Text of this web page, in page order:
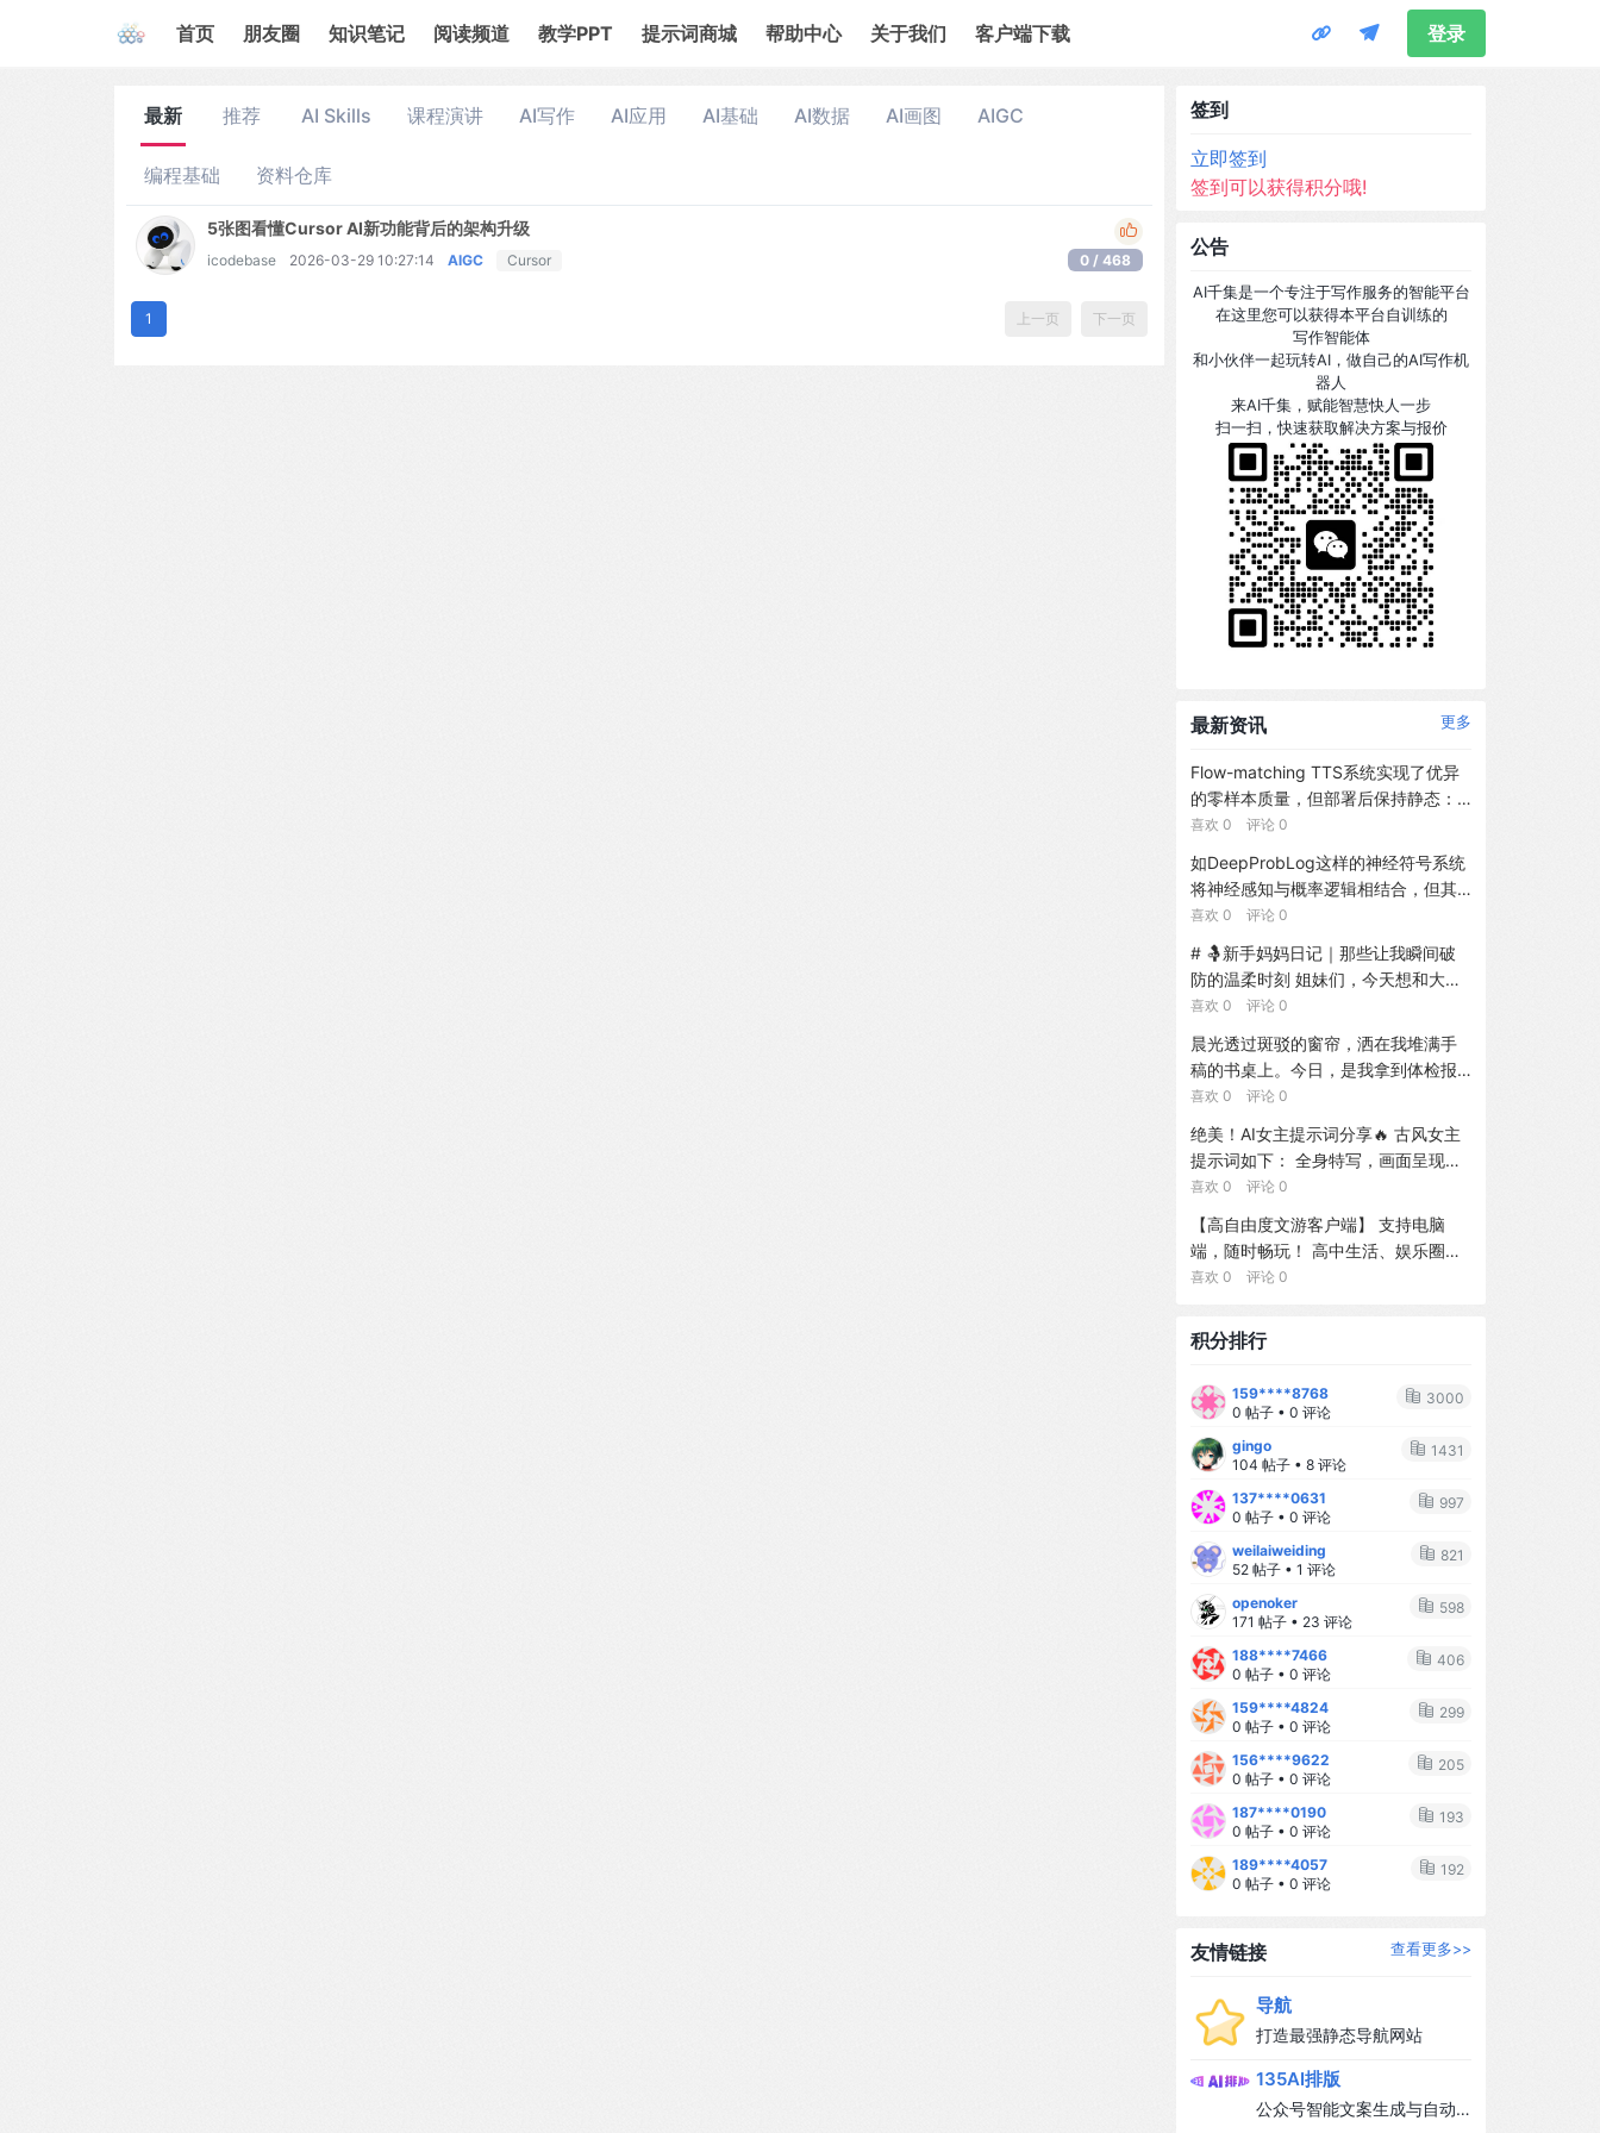
首页 朋友圈 知识笔记 阅读频道 教学PPT 提示词商城 帮助中心 关于我们 客户端下载 登录
最新 推荐 AI Skills 课程演讲 AI写作 AI应用 AI基础 AI数据 AI画图 AIGC
编程基础 资料仓库
5张图看懂Cursor AI新功能背后的架构升级
icodebase 2026-03-29 10:27:14 AIGC Cursor 0 / 468
上一页 下一页
1
签到
立即签到
签到可以获得积分哦!
公告
AI千集是一个专注于写作服务的智能平台
在这里您可以获得本平台自训练的
写作智能体
和小伙伴一起玩转AI，做自己的AI写作机
器人
来AI千集，赋能智慧快人一步
扫一扫，快速获取解决方案与报价
最新资讯 更多
Flow-matching TTS系统实现了优异
的零样本质量，但部署后保持静态：
除非重新训练，词汇外专有名词的发
音错误将持续存在。我们引入FlowEdi
t，一种面向冻结Flow-matching TTS
的终身适应框架，将发音纠正作为潜
在条件编辑而非权重更新进行学习。
提供纠正反馈时，FlowEdit优化文本
嵌入空间中的token级扰动，随后将纠
正存储于作为内容可寻址情景记忆的M
odern Hopfield Network。推理时，
通过带有相似性门控的软注意力检索
纠正，以实现模糊形态匹配。在我们
词的基准上，相较于零样本基线，Flo
wEdit将目标词音素错误率降低了92.
7%，同时保持同等的一般语音质量。
单块GPU上完成纠正约耗时15秒。
喜欢 0 评论 0
如DeepProbLog这样的神经符号系统
将神经感知与概率逻辑相结合，但其
标准推理为关联推理。反事实推理还
需要针对干预与证据的因果语义。我
们引入了DeepSWIP，这是一种针对D
eepProbLog程序的单世界反事实语
义。利用神经具化，我们将固定上下
文的神经谓词转化为普通的ProbLog
选择，应用单世界干预程序（SWIP
s），并通过在单个变换程序上进行加
权模型计数（WMC）来计算反事实。
在有限实例化与唯一支持模型假设
下，DeepSWIP相对于已学习的具化F
商-WMC形式识别了活跃的神经概
率，并解释了干预清理、校准敏感性
与稀有证据不稳定性。在MPI3D上的
与12,000个查询的表现符合预测，且
$\times$的推理加速。一项SUMO H
OV实验表明，神经校准退化会导致插
入式估计产生偏差，而范围划分正确
的随机化策略AIPW估计器则能消除总
体均值与ATE估计目标的大部分一阶偏
差。代码位于
喜欢 0 评论 0
# 🤱新手妈妈日记｜那些让我瞬间破
防的温柔时刻 姐妹们，今天想和大家
分享一下当妈后的真实感受～ --- ##
👶 从手忙脚乱到渐入佳境 还记得刚生
完宝宝那会儿，换尿布要查攻略、喂
奶要掐着时间、哄睡要抱着走三圈...每
天都在手忙脚乱中度过。 但现在呢？
🥰 - 听哭声就知道宝宝是饿了、困了
还是想抱抱 - 换尿布速度堪比专业护
士 - 一只手抱娃、一只手吃饭已经练
到炉火纯青 原来，母爱真的是一种本
能，也是一场温柔的修行。 --- ## 💫
那些让我瞬间破防的小瞬间 ✨ **凌晨
指...那一刻，所有的疲惫都烟消云散。
突然清晰地说出"妈妈"两个字，我当场
泪目，激动得手都在抖。 ✨ **生病时
的依赖** 宝宝发烧了，小脸通红地窝
在我怀里，那一刻我多想替他承受所
有的难受。 ✨ **睡着的侧脸** 看着宝
宝熟睡的侧脸，长长的睫毛、微微嘟
起的小嘴...心里软成了一滩水。 --- #
# 🌻 给新手妈妈的小建议 1️⃣ **不要追
求完美** 家里乱一点没关系，外卖也
可以吃，最重要的是你开心，宝宝才
能开心。 2️⃣ **学会求助** 不要一个
人扛所有事，让老公参与进来，让家
人帮帮忙，你不是超人。 3️⃣ **给自己
留一点时间** 每天哪怕只有15分钟，
也要做点自己喜欢的事：敷个面膜、
刷刷剧、喝杯咖啡。 4️⃣ **相信自己的
直觉** 每个妈妈都是自己孩子的专
家，相信你的判断，你比任何人都了
解你的宝宝。 --- ## 🌈 写在最后 当
妈后，我才真正理解"母亲"这两个字的
而是多了一个让你变得更柔软、更勇
尔崩溃，可能也会偷偷想念从前自由
自在的日子... 但当我们看着宝宝的小
脸，听着他叫"妈妈"，所有的辛苦都值
得。 ❤️ 致每一位努力发光的新手妈
妈，你们都是最棒的！ --- #新手妈妈
喜欢 0 评论 0
晨光透过斑驳的窗帘，洒在我堆满手
稿的书桌上。今日，是我拿到体检报
告的第三天。手边是我改了20遍的小
说手稿，电脑里是我6年的完整创作记
录，手机里是上司张诚刚发来的威胁
信息：「你最好识相点，否则别怪我
不客气。」墙上贴满的手写大纲，似
乎在无声地问我——我还要继续忍下
去吗？我的时间不多了，我的每一个
选择都至关重要。我该选择怎样的觉
更多证据，等待最佳时机再反击 【2】
立即咨询律师，走法律程序，用专业
流程维护权益 【3】在社交平台公开
部分真相，用舆论压力逼迫对方妥协
喜欢 0 评论 0
绝美！AI女主提示词分享🔥 古风女主
提示词如下： 全身特写，画面呈现一
位美得令人屏息的年轻美女，身着一
套极尽华丽的唐代风格汉服。整体色
调以香槟金、薄荷绿及粉色为主。胸
前、衣袖及长长的拖尾上，满布着繁
密精致的金线刺绣，图案为孔雀与牡
根纱面料叠搭而成。发型采用精致传
簪、流苏及鲜花配饰。姿态优雅，双
手轻柔交叠。光线柔和明亮，采用专
业的影棚布光效果，背景为纯净的白
色。8K分辨率，照片级写实，肌肤纹
理超写实，呈现电影级人像质感与时
尚摄影风格。
喜欢 0 评论 0
【高自由度文游客户端】 支持电脑
端，随时畅玩！ 高中生活、娱乐圈、
灵异无限流、宫闱宅院、经营养成等
操作简单～ 这是回合制文游模拟器，
一积分等于一回合剧情或者一次聊
天，每天赠送三积分。如果是纯剧情
的话每回合有上千字看宝宝阅读速度
。
喜欢 0 评论 0
积分排行
159****8768
0 帖子 • 0 评论
3000
gingo
104 帖子 • 8 评论
1431
137****0631
0 帖子 • 0 评论
997
weilaiweiding
52 帖子 • 1 评论
821
openoker
171 帖子 • 23 评论
598
188****7466
0 帖子 • 0 评论
406
159****4824
0 帖子 • 0 评论
299
156****9622
0 帖子 • 0 评论
205
187****0190
0 帖子 • 0 评论
193
189****4057
0 帖子 • 0 评论
192
友情链接 查看更多>>
导航
打造最强静态导航网站
135AI排版
公众号智能文案生成与自动